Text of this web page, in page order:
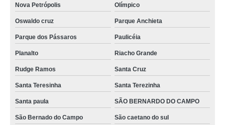
Nova Petrópolis Olímpico
Oswaldo cruz Parque Anchieta
Parque dos Pássaros Paulicéia
Planalto Riacho Grande
Rudge Ramos Santa Cruz
Santa Teresinha Santa Terezinha
Santa paula SÃO BERNARDO DO CAMPO
São Bernado do Campo São caetano do sul